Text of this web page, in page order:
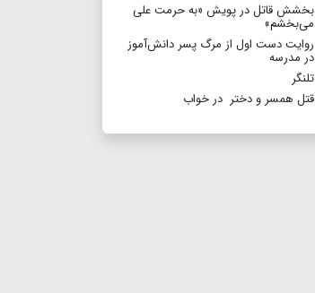
بخشش قاتل در پویش «به حرمت علی
می‌بخشم»
روایت دست اول از مرگ پسر دانش‌آموز
در مدرسه
تلنگر
قتل‭ ‬همسر‭ ‬و‭ ‬دختر‭ ‬ در‭ ‬خواب